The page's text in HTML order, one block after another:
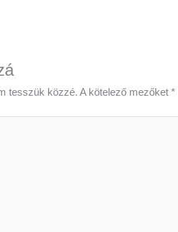
tesszük közzé. A kötelező mezőket *